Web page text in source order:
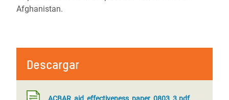
Afghanistan.
Descargar